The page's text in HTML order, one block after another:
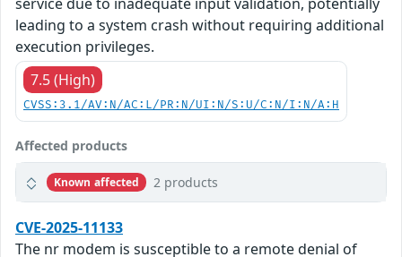
leading to a system crash without requiring additional
execution privileges.
7.5 (High)
CVSS:3.1/AV:N/AC:L/PR:N/UI:N/S:U/C:N/I:N/A:H
Affected products
Known affected 2 products
CVE-2025-11133
The nr modem is susceptible to a remote denial of